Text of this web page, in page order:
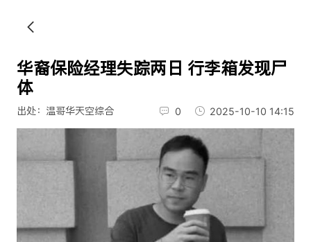
华裔保险经理失踪两日 行李箱发现尸
体
出处：温哥华天空综合 0 2025-10-10 14:15